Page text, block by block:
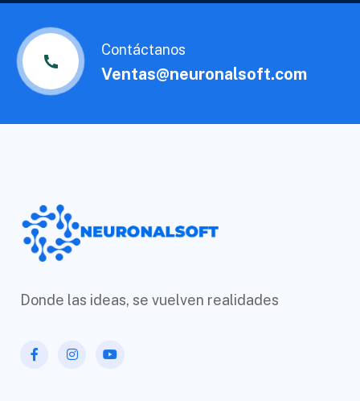
Contáctanos
Ventas@neuronalsoft.com
Donde las ideas, se vuelven realidades